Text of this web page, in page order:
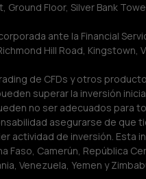
Ground Floor, Silver Bank
ante la Financial
Hill Road, Kingstown,
de CFDs y otros
superar la inversión
no ser adecuados para
asegurarse de que
actividad de inversión.
Faso, Camerún, República
Venezuela, Yemen y